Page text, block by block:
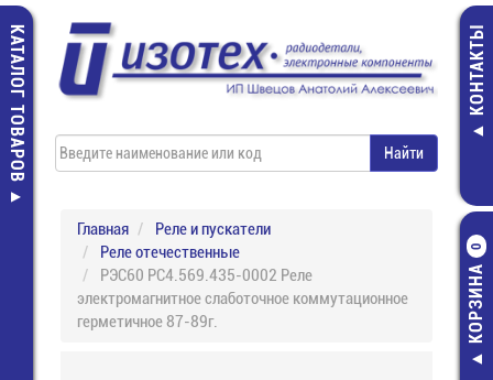
КАТАЛОГ ТОВАРОВ КОНТАКТЫ
КОРЗИНА
0
Главная
Реле и пускатели
Реле отечественные
РЭС60 РС4.569.435-0002 Реле
электромагнитное слаботочное коммутационное
герметичное 87-89г.